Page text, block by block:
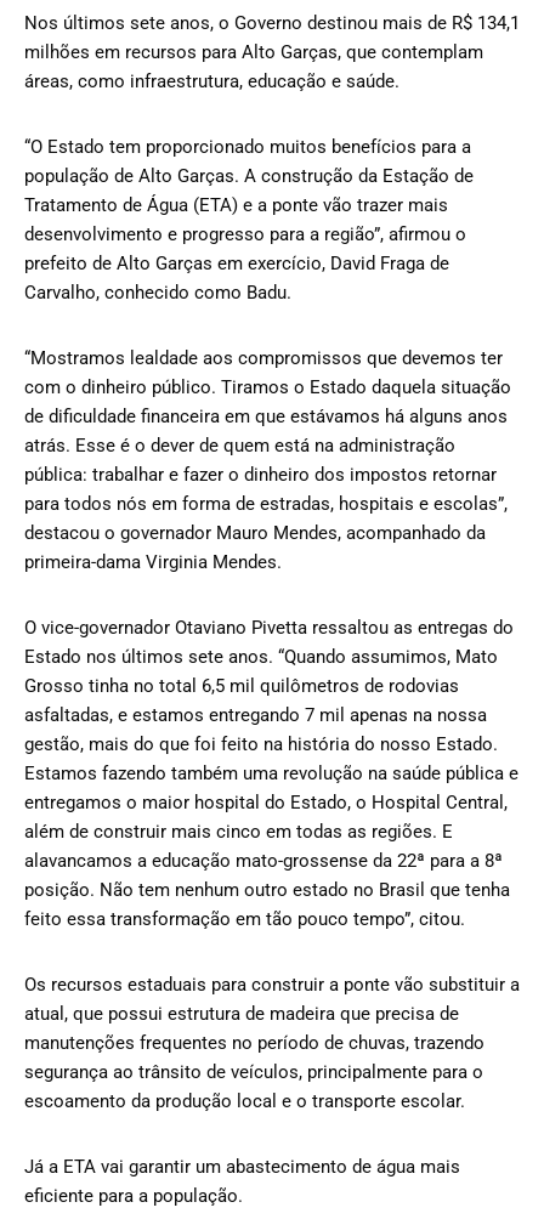
Nos últimos sete anos, o Governo destinou mais de R$ 134,1
milhões em recursos para Alto Garças, que contemplam
áreas, como infraestrutura, educação e saúde.
“O Estado tem proporcionado muitos benefícios para a
população de Alto Garças. A construção da Estação de
Tratamento de Água (ETA) e a ponte vão trazer mais
desenvolvimento e progresso para a região”, afirmou o
prefeito de Alto Garças em exercício, David Fraga de
Carvalho, conhecido como Badu.
“Mostramos lealdade aos compromissos que devemos ter
com o dinheiro público. Tiramos o Estado daquela situação
de dificuldade financeira em que estávamos há alguns anos
atrás. Esse é o dever de quem está na administração
pública: trabalhar e fazer o dinheiro dos impostos retornar
para todos nós em forma de estradas, hospitais e escolas”,
destacou o governador Mauro Mendes, acompanhado da
primeira-dama Virginia Mendes.
O vice-governador Otaviano Pivetta ressaltou as entregas do
Estado nos últimos sete anos. “Quando assumimos, Mato
Grosso tinha no total 6,5 mil quilômetros de rodovias
asfaltadas, e estamos entregando 7 mil apenas na nossa
gestão, mais do que foi feito na história do nosso Estado.
Estamos fazendo também uma revolução na saúde pública e
entregamos o maior hospital do Estado, o Hospital Central,
além de construir mais cinco em todas as regiões. E
alavancamos a educação mato-grossense da 22ª para a 8ª
posição. Não tem nenhum outro estado no Brasil que tenha
feito essa transformação em tão pouco tempo”, citou.
Os recursos estaduais para construir a ponte vão substituir a
atual, que possui estrutura de madeira que precisa de
manutenções frequentes no período de chuvas, trazendo
segurança ao trânsito de veículos, principalmente para o
escoamento da produção local e o transporte escolar.
Já a ETA vai garantir um abastecimento de água mais
eficiente para a população.